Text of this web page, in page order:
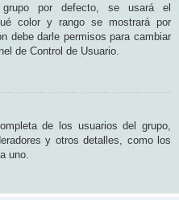
por defecto, se usará el
color y rango se mostrará por
debe darle permisos para cambiar
de Control de Usuario.
de los usuarios del grupo,
y otros detalles, como los
uno.